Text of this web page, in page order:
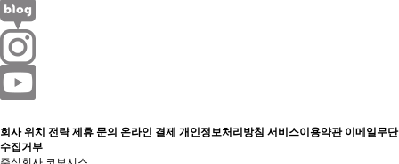
회사 위치 전략 제휴 문의 온라인 결제 개인정보처리방침 서비스이용약관 이메일무단
수집거부